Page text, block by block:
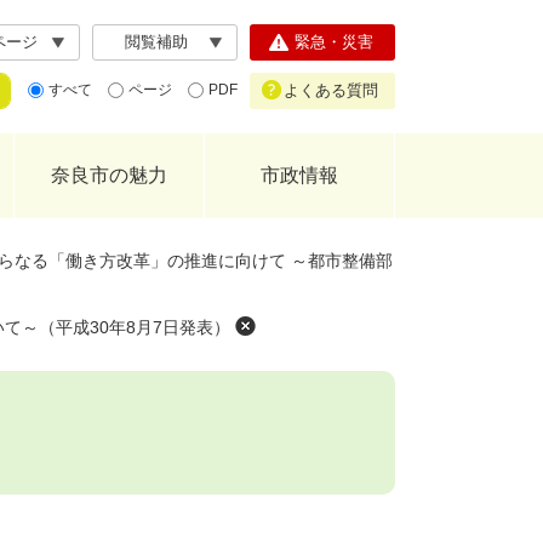
ージ 閲覧補助
すべて ページ PDF
緊急・災害
よくある質問
奈良市の魅力 市政情報
なる「働き方改革」の推進に向けて ～都市整備部
～（平成30年8月7日発表）